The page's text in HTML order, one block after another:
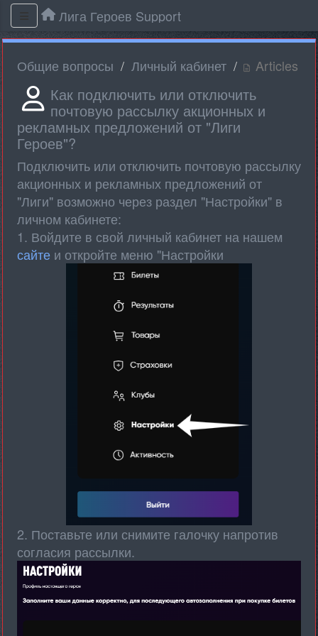
Лига Героев Support
Общие вопросы Личный кабинет Articles
Как подключить или отключить
почтовую рассылку акционных и
рекламных предложений от "Лиги
Героев"?
Подключить или отключить почтовую рассылку
акционных и рекламных предложений от
"Лиги" возможно через раздел "Настройки" в
личном кабинете:
1. Войдите в свой личный кабинет на нашем
сайте и откройте меню "Настройки
2. Поставьте или снимите галочку напротив
согласия рассылки.